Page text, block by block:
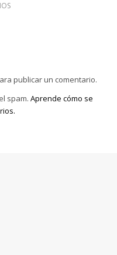
publicar un comentario.
spam. Aprende cómo se